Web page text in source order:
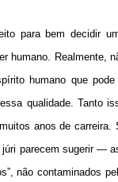
para bem decidir
humano. Realmente,
humano que pode
qualidade. Tanto
anos de carreira.
parecem sugerir —
não contaminados